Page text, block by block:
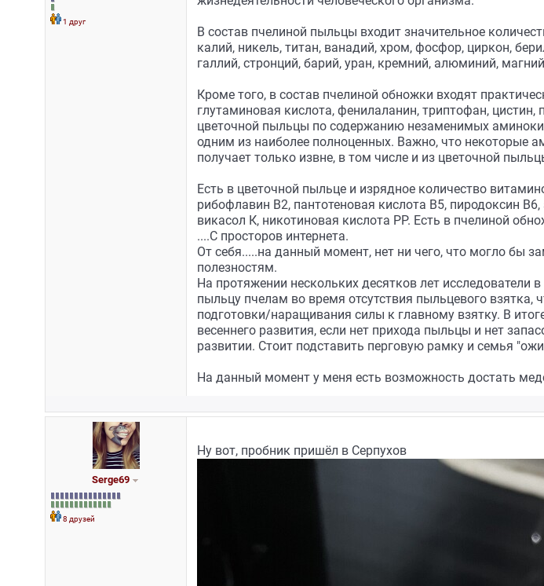
1 друг
В состав пчелиной пыльцы входит значительное
калий, никель, титан, ванадий, хром, фосфор, циркон,
галлий, стронций, барий, уран, кремний, алюминий,
Кроме того, в состав пчелиной обножки входят
глутаминовая кислота, фенилаланин, триптофан, цистин,
цветочной пыльцы по содержанию незаменимых
одним из наиболее полноценных. Важно, что некоторые
получает только извне, в том числе и из цветочной
Есть в цветочной пыльце и изрядное количество
рибофлавин В2, пантотеновая кислота В5, пиродоксин
викасол К, никотиновая кислота РР. Есть в пчелиной
....С просторов интернета.
От себя.....на данный момент, нет ни чего, что могло бы
полезностям.
На протяжении нескольких десятков лет исследователи
пыльцу пчелам во время отсутствия пыльцевого взятка,
подготовки/наращивания силы к главному взятку. В
весеннего развития, если нет прихода пыльцы и нет
развитии. Стоит подставить перговую рамку и семья
На данный момент у меня есть возможность достать
Serge69
8 друзей
Ну вот, пробник пришёл в Серпухов